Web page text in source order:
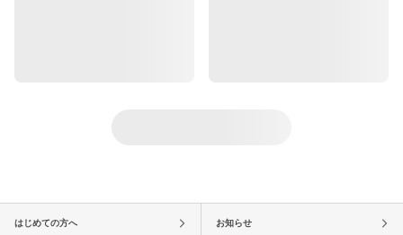
はじめての方へ お知らせ